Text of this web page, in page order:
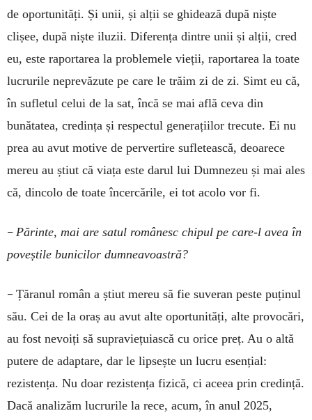
de oportunități. Și unii, și alții se ghidează după niște
clișee, după niște iluzii. Diferența dintre unii și alții, cred
eu, este raportarea la problemele vieții, raportarea la toate
lucrurile neprevăzute pe care le trăim zi de zi. Simt eu că,
în sufletul celui de la sat, încă se mai află ceva din
bunătatea, credința și respectul generațiilor trecute. Ei nu
prea au avut motive de pervertire sufletească, deoarece
mereu au știut că viața este darul lui Dumnezeu și mai ales
că, dincolo de toate încercările, ei tot acolo vor fi.
– Părinte, mai are satul românesc chipul pe care-l avea în
poveștile bunicilor dumneavoastră?
– Țăranul român a știut mereu să fie suveran peste puținul
său. Cei de la oraș au avut alte oportunități, alte provocări,
au fost nevoiți să supraviețuiască cu orice preț. Au o altă
putere de adaptare, dar le lipsește un lucru esențial:
rezistența. Nu doar rezistența fizică, ci aceea prin credință.
Dacă analizăm lucrurile la rece, acum, în anul 2025,